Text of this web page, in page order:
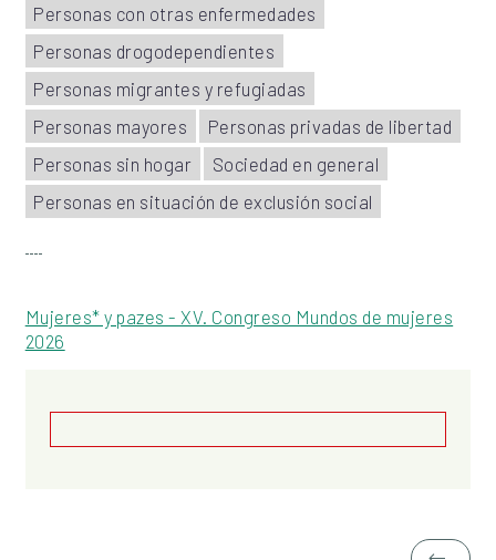
Personas con otras enfermedades
Personas drogodependientes
Personas migrantes y refugiadas
Personas mayores
Personas privadas de libertad
Personas sin hogar
Sociedad en general
Personas en situación de exclusión social
Mujeres* y pazes - XV. Congreso Mundos de mujeres
2026